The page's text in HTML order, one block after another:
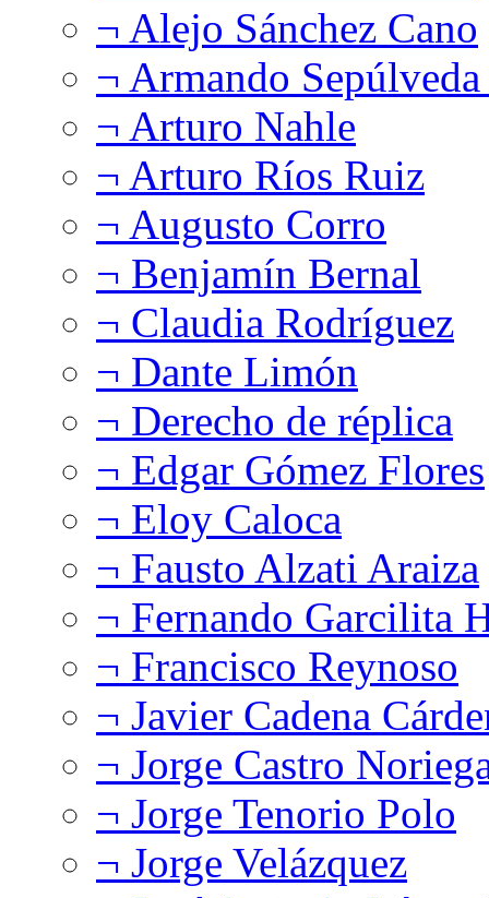
¬ Alejo Sánchez Cano
¬ Armando
¬ Arturo Nahle
¬ Arturo Ríos Ruiz
¬ Augusto Corro
¬ Benjamín Bernal
¬ Claudia Rodríguez
¬ Dante Limón
¬ Derecho de réplica
¬ Edgar Gómez Flores
¬ Eloy Caloca
¬ Fausto Alzati Araiza
¬ Fernando Garcilita
¬ Francisco Reynoso
¬ Javier Cadena
¬ Jorge Castro
¬ Jorge Tenorio Polo
¬ Jorge Velázquez